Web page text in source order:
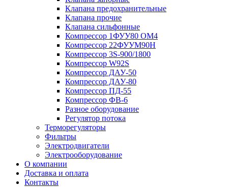
Клапана предохранительные
Клапана прочие
Клапана сильфонные
Компрессор 1ФУУ80 ОМ4
Компрессор 22ФУУМ90Н
Компрессор 3S-900/1800
Компрессор W92S
Компрессор ДАУ-50
Компрессор ДАУ-80
Компрессор ПД-55
Компрессор ФВ-6
Разное оборудование
Регулятор потока
Терморегуляторы
Фильтры
Электродвигатели
Электрооборудование
О компании
Доставка и оплата
Контакты